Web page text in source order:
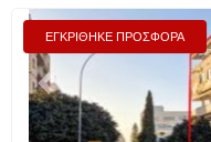
ΕΓΚΡΙΘΗΚΕ ΠΡΟΣΦΟΡΑ
Προηγούμενο